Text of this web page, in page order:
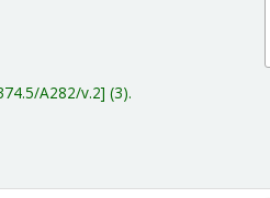
A282/v.2 (3).